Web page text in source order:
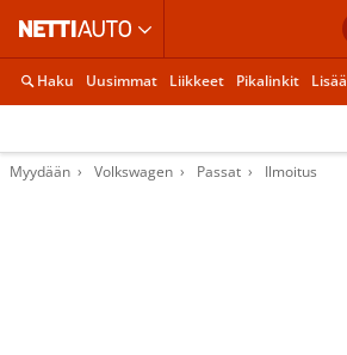
Haku Uusimmat Liikkeet Pikalinkit Lisää
Myydään Volkswagen Passat Ilmoitus